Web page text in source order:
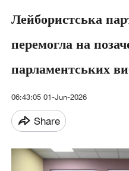
Лейбористська
перемогла на
парламентських
06:43:05 01-Jun-2026
Share